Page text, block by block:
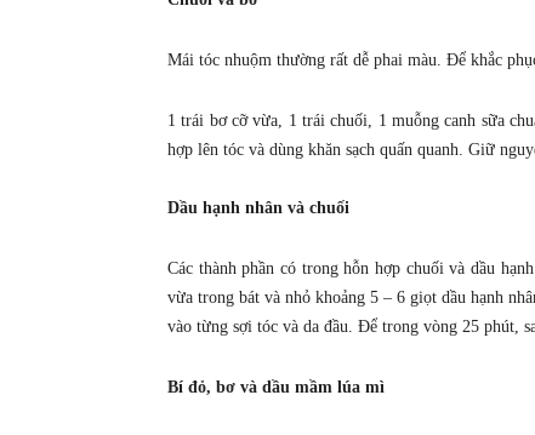
Mái tóc nhuộm thường rất dễ phai màu. Để khắc
1 trái bơ cỡ vừa, 1 trái chuối, 1 muỗng canh sữa
hợp lên tóc và dùng khăn sạch quấn quanh. Giữ
Dầu hạnh nhân và chuối
Các thành phần có trong hỗn hợp chuối và dầu
vừa trong bát và nhỏ khoảng 5 – 6 giọt dầu hạnh
vào từng sợi tóc và da đầu. Để trong vòng 25 phút,
Bí đỏ, bơ và dầu mầm lúa mì